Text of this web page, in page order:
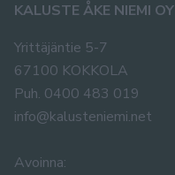
KALUSTE ÅKE NIEMI OY
Yrittäjäntie 5-7
67100 KOKKOLA
Puh. 0400 483 019
info@kalusteniemi.net
Avoinna: